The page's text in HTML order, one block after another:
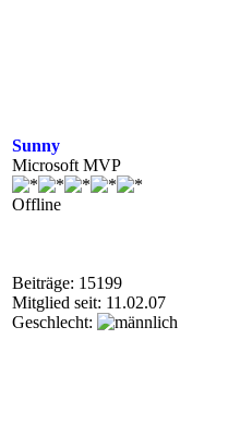
Sunny
Microsoft MVP
Offline
Beiträge: 15199
Mitglied seit: 11.02.07
Geschlecht: